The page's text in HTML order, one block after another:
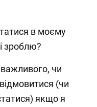
в моєму
зроблю?
чи
(чи
якщо я